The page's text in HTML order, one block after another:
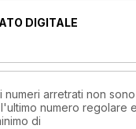
DIGITALE
arretrati non
numero regolare
di